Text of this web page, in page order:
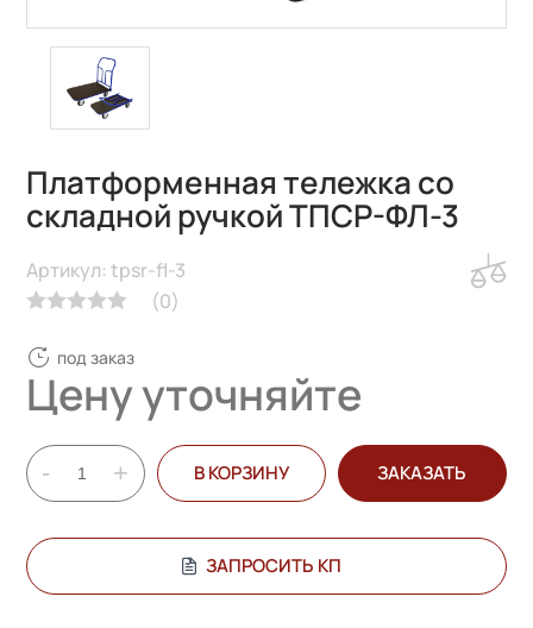
Платформенная тележка со
складной ручкой ТПСР-ФЛ-3
(0)
Артикул: tpsr-fl-3
под заказ
Цену уточняйте
- + В КОРЗИНУ ЗАКАЗАТЬ
ЗАПРОСИТЬ КП